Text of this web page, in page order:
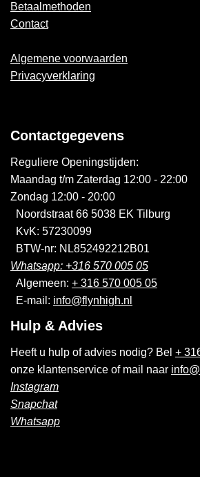
Betaalmethoden
Contact
Algemene voorwaarden
Privacyverklaring
Contactgegevens
Reguliere Openingstijden:
Maandag t/m Zaterdag 12:00 - 22:00
Zondag 12:00 - 20:00
Noordstraat 66 5038 EK Tilburg
KvK: 57230099
BTW-nr: NL852492212B01
Whatsapp: +316 570 005 05
Algemeen: + 316 570 005 05
E-mail: info@flynhigh.nl
Hulp & Advies
Heeft u hulp of advies nodig? Bel +
onze klantenservice of mail naar
Instagram
Snapchat
Whatsapp